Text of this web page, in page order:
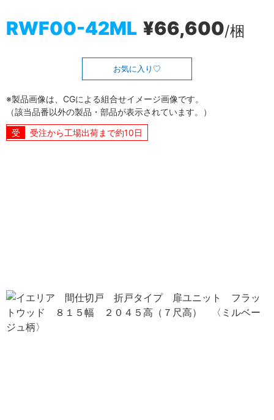
RWF00-42ML ¥66,600/梱
お気に入り
※製品画像は、CGによる組合せイメージ画像です。
（該当品番以外の製品・部品が表示されています。）
受注から工場出荷まで約10日